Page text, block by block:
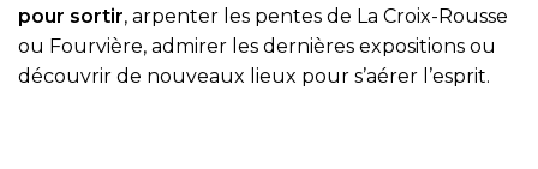
pour sortir, arpenter les pentes de La Croix-Rousse
ou Fourvière, admirer les dernières expositions ou
découvrir de nouveaux lieux pour s’aérer l’esprit.